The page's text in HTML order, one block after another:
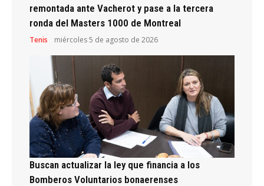
remontada ante Vacherot y pase a la tercera
ronda del Masters 1000 de Montreal
Tenis miércoles 5 de agosto de 2026
Buscan actualizar la ley que financia a los
Bomberos Voluntarios bonaerenses